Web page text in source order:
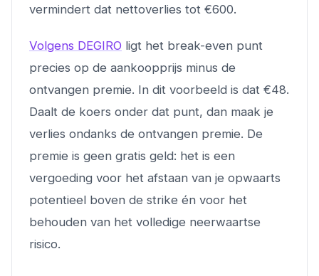
vermindert dat nettoverlies tot €600.
Volgens DEGIRO ligt het break-even punt
precies op de aankoopprijs minus de
ontvangen premie. In dit voorbeeld is dat €48.
Daalt de koers onder dat punt, dan maak je
verlies ondanks de ontvangen premie. De
premie is geen gratis geld: het is een
vergoeding voor het afstaan van je opwaarts
potentieel boven de strike én voor het
behouden van het volledige neerwaartse
risico.